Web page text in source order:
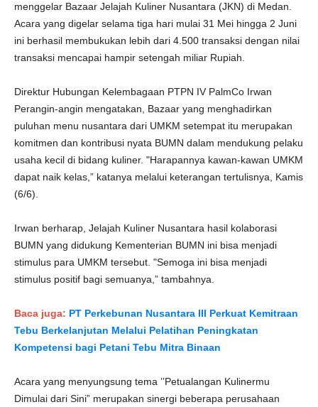
menggelar Bazaar Jelajah Kuliner Nusantara (JKN) di Medan.
Acara yang digelar selama tiga hari mulai 31 Mei hingga 2 Juni
ini berhasil membukukan lebih dari 4.500 transaksi dengan nilai
transaksi mencapai hampir setengah miliar Rupiah.
Direktur Hubungan Kelembagaan PTPN IV PalmCo Irwan
Perangin-angin mengatakan, Bazaar yang menghadirkan
puluhan menu nusantara dari UMKM setempat itu merupakan
komitmen dan kontribusi nyata BUMN dalam mendukung pelaku
usaha kecil di bidang kuliner. "Harapannya kawan-kawan UMKM
dapat naik kelas,” katanya melalui keterangan tertulisnya, Kamis
(6/6).
Irwan berharap, Jelajah Kuliner Nusantara hasil kolaborasi
BUMN yang didukung Kementerian BUMN ini bisa menjadi
stimulus para UMKM tersebut. "Semoga ini bisa menjadi
stimulus positif bagi semuanya,” tambahnya.
Baca juga: PT Perkebunan Nusantara III Perkuat Kemitraan
Tebu Berkelanjutan Melalui Pelatihan Peningkatan
Kompetensi bagi Petani Tebu Mitra Binaan
Acara yang menyungsung tema ’’Petualangan Kulinermu
Dimulai dari Sini” merupakan sinergi beberapa perusahaan